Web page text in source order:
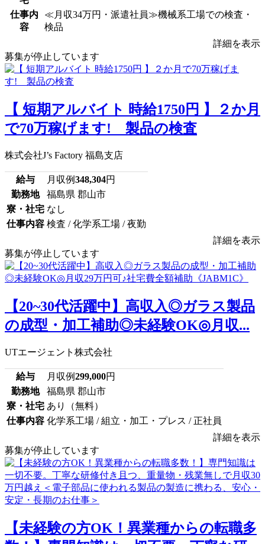
仕事内
容
≪月収34万円・派遣社員≫機械系工場での検査・
検品
詳細を表示
募集が停止しています
【 短期アルバイト 時給1750円 】２か月
で70万稼げます! 製品の検査
株式会社J’s Factory 福島支店
給与 月収例348,304円
勤務地
福島県 郡山市
寮・社宅 なし
仕事内容 検査 / 化学系工場 / 夜勤
詳細を表示
募集が停止しています
【20~30代活躍中】高収入◎ガラス製品
の成型・加工補助◎未経験OK◎月収...
UTエージェント株式会社
給与 月収例299,000円
勤務地
福島県 郡山市
寮・社宅 あり（無料）
仕事内容 化学系工場 / 組立・加工・プレス / 正社員
詳細を表示
募集が停止しています
【未経験の方OK！異業種からの転職多